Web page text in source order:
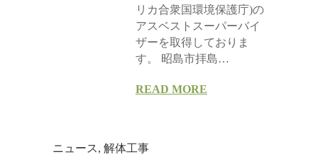
リカ合衆国環境保護庁)の
アスベストスーパーバイ
ザーを取得しておりま
す。 昭島市拝島…
READ MORE
ニュース, 解体工事